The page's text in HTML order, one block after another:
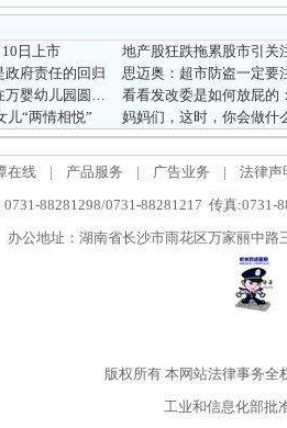
日上市
地产股狂跌拖累股市引关
政府责任的回归
思迈奥：超市防盗一定要
雨花区学前教育创新主题论坛在万婴幼儿园圆满举行
儿“两情相悦”
妈妈们，这时，你会做什
在线 | 产品服务 | 广告业务 |
法律声
88281298/0731-88281217 传真:0731-
办公地址：湖南省长沙市雨花区万家丽中
版权所有本网站法律事务全
工业和信息化部批